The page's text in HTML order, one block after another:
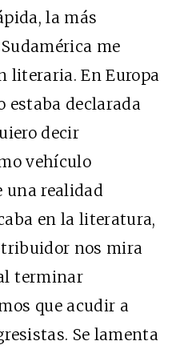
la más
me
literaria. En Europa
estaba declarada
decir
vehículo
una realidad
en la literatura,
nos mira
terminar
que acudir a
Se lamenta